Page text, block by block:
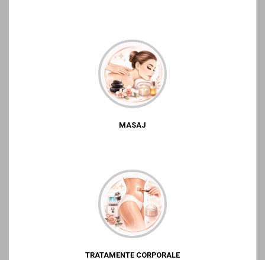
MASAJ
TRATAMENTE CORPORALE